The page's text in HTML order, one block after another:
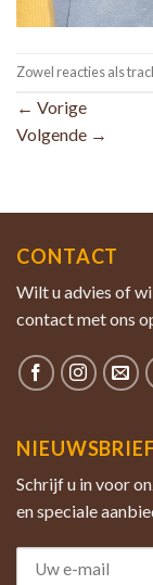
Zowel reacties als
← Vorige
Volgende →
CONTACT
Wilt u advies of
contact met ons
NIEUWSBRIEF
Schrijf u in voor
en speciale